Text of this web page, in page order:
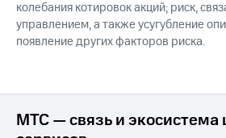
колебания котировок акций; риск,
управлением, а также усугубление
появление других факторов риска.
МТС — связь и